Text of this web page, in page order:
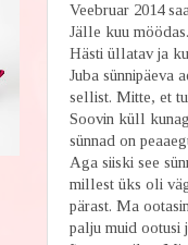
Veebruar 2014
Jälle kuu
Hästi üllatav ja
Juba sünnipäeva
sellist. Mitte, et
Soovin küll
sünnad on
Aga siiski see
millest üks oli
pärast. Ma
palju muid ootusi